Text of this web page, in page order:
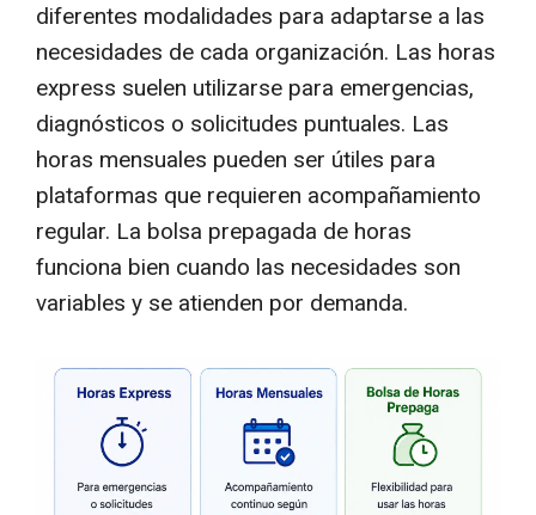
diferentes modalidades para adaptarse a las
necesidades de cada organización. Las horas
express suelen utilizarse para emergencias,
diagnósticos o solicitudes puntuales. Las
horas mensuales pueden ser útiles para
plataformas que requieren acompañamiento
regular. La bolsa prepagada de horas
funciona bien cuando las necesidades son
variables y se atienden por demanda.